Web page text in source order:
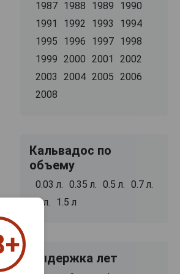
1987 1988 1989
1990
1991
1992 1993
1994
1995
1996 1997 1998
1999
2000 2001
2002
2003
2004 2005
2006
2008
Кальвадос по
объему
0.03 л. 0.35 л. 0.5 л.
0.7 л.
1 л.
1.5 л
Выдержка лет